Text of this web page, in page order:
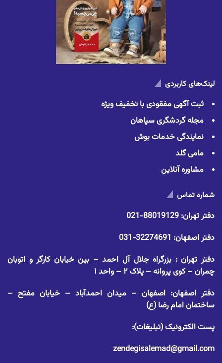
لینک‌های کاربردی
ثبت آگهی مفقودی با تخفیف ویژه
مجله گردشگری سپاهان
نمایندگی خدمات بوش
مامی گلد
مشاوره آنلاین
شماره تماس
دفتر تهران: 88019129-021
دفتر اصفهان: 32274691-031
دفتر تهران : بزرگراه جلال آل احمد – بین خیابان کارگر و اتوبان
چمران – کوی پروانه – پلاک ۲ – واحد ۱
دفتر اصفهان: اصفهان – میدان احمدآباد – خیابان مفتح –
ساختمان امام رضا (ع)
پست الکترونیک (تبلیغات):
zendegisalemad@gmail.com